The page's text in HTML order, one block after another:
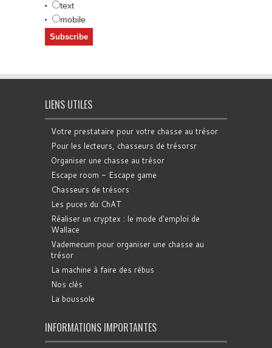
text
mobile
LIENS UTILES
Votre prestataire pour votre chasse au trésor
Pour les lecteurs, chasseurs de trésorsr
Organiser une chasse au trésor
Escape room - Escape game
Chasseurs de trésors
Les puces du ChAT
Réaliser un cryptex : le mode d'emploi de
Wallace
Vademecum pour organiser une chasse au
trésor
La machine à faire des rébus
Nos clés
La boussole
INFORMATIONS IMPORTANTES